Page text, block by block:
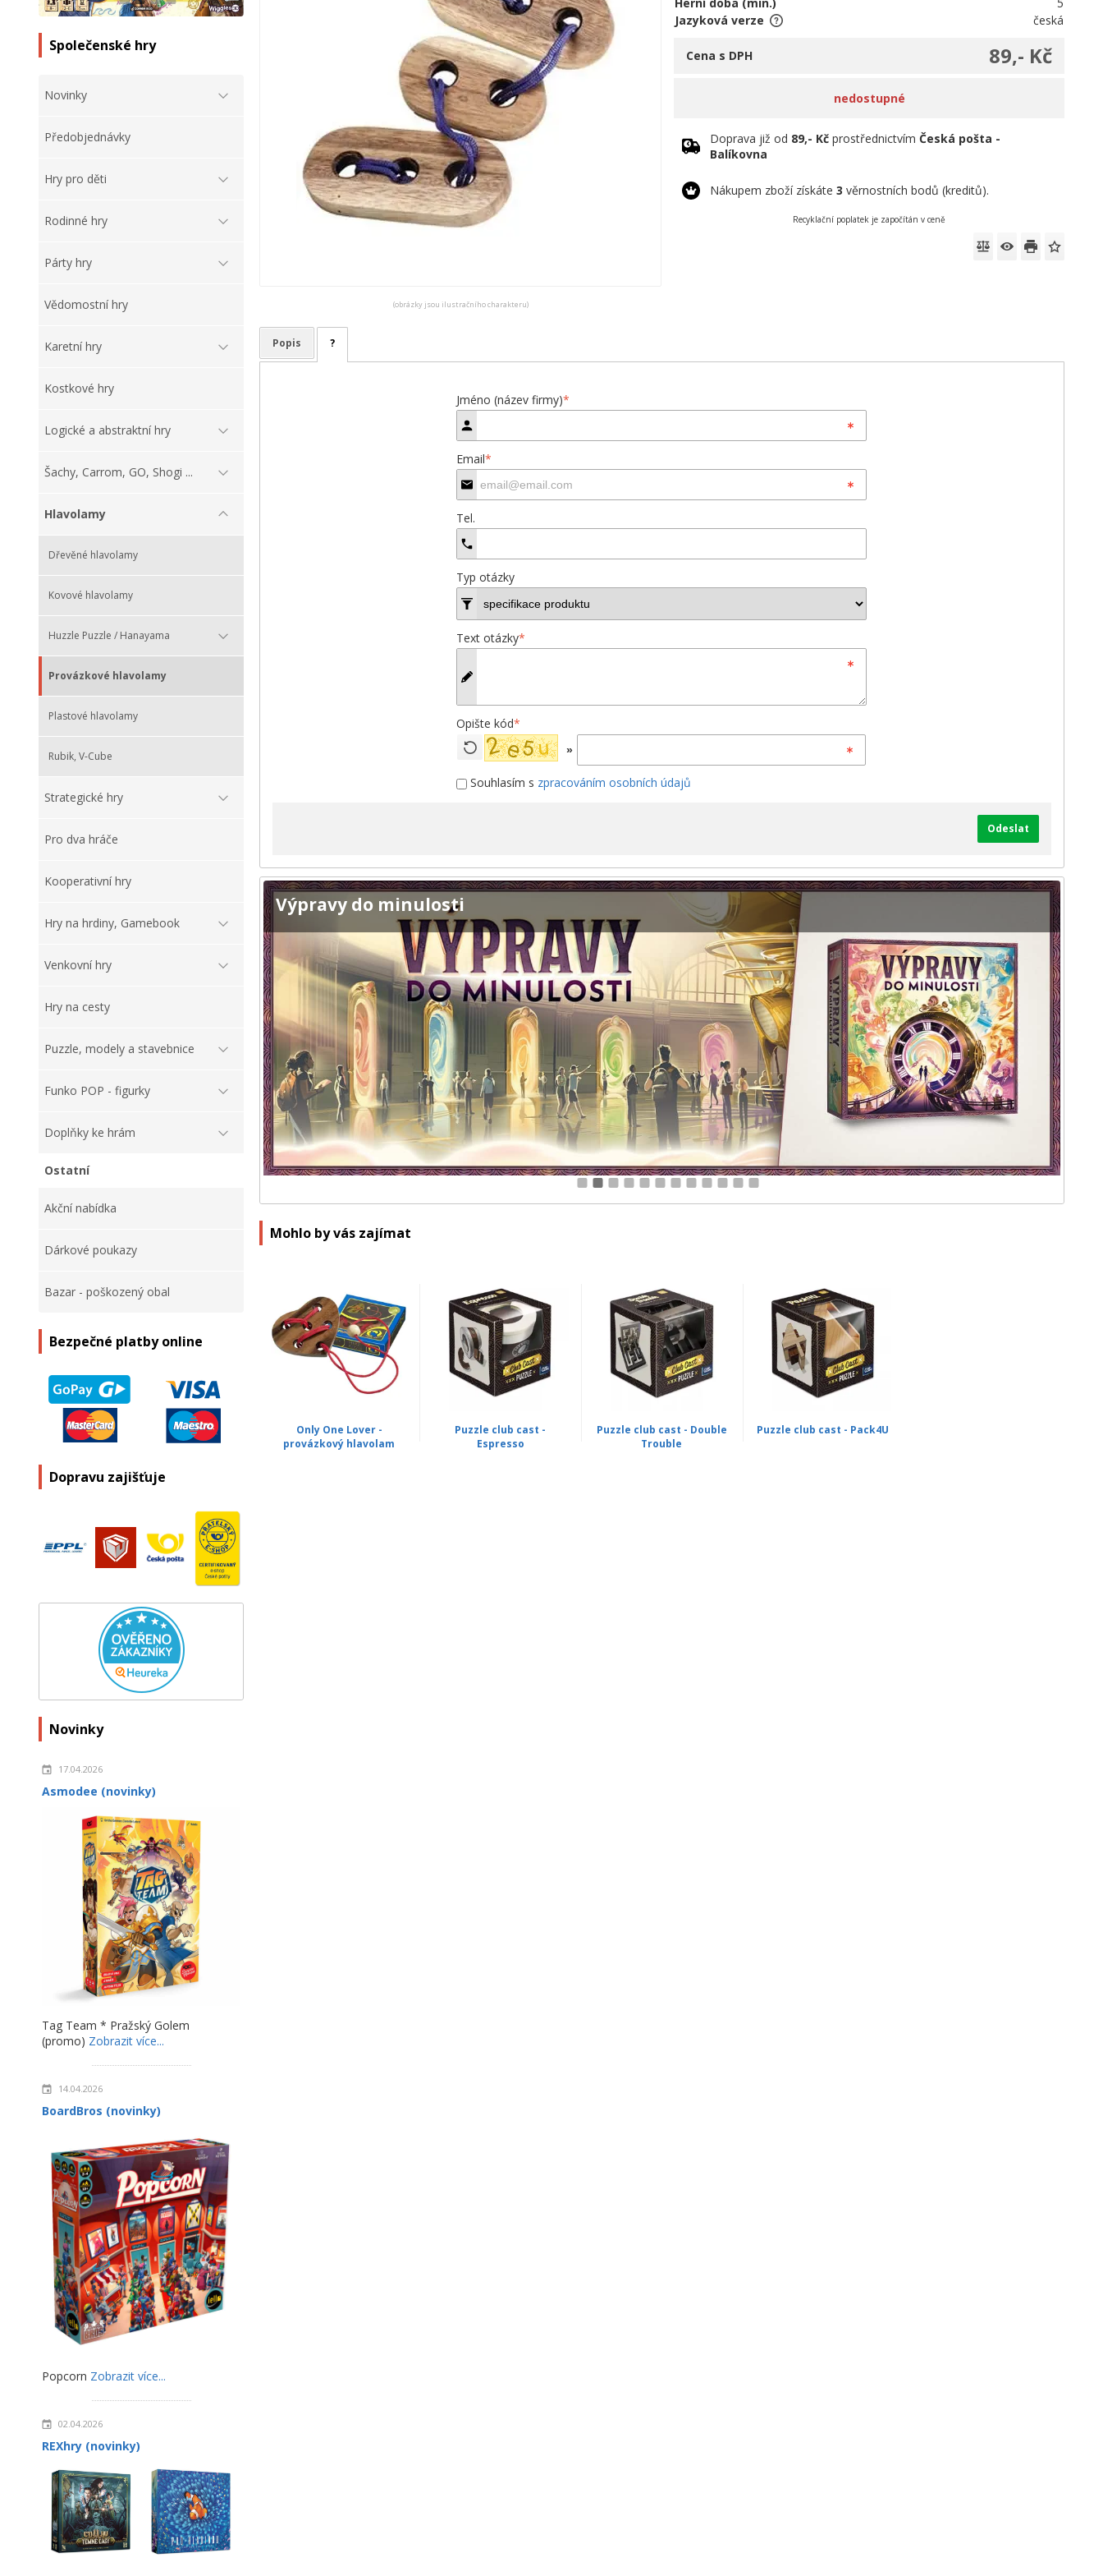
Společenské hry
Novinky
Předobjednávky
Hry pro děti
Rodinné hry
Párty hry
Vědomostní hry
Karetní hry
Kostkové hry
Logické a abstraktní hry
Šachy, Carrom, GO, Shogi ...
Hlavolamy
Dřevěné hlavolamy
Kovové hlavolamy
Huzzle Puzzle / Hanayama
Provázkové hlavolamy
Plastové hlavolamy
Rubik, V-Cube
Strategické hry
Pro dva hráče
Kooperativní hry
Hry na hrdiny, Gamebook
Venkovní hry
Hry na cesty
Puzzle, modely a stavebnice
Funko POP - figurky
Doplňky ke hrám
Ostatní
Akční nabídka
Dárkové poukazy
Bazar - poškozený obal
Bezpečné platby online
Dopravu zajišťuje
Novinky
17.04.2026
Asmodee (novinky)
Tag Team * Pražský Golem
(promo) Zobrazit více...
14.04.2026
BoardBros (novinky)
Popcorn Zobrazit více...
02.04.2026
REXhry (novinky)
(obrázky jsou ilustračního charakteru)
Herní doba (min.)
5
Jazyková verze
česká
89,- Kč
Cena s DPH
nedostupné
Doprava již od 89,- Kč prostřednictvímČeská pošta -
Balíkovna
Nákupem zboží získáte3 věrnostních bodů (kreditů).
Recyklační poplatek je započítán v ceně
Popis ?
Jméno (název firmy)*
Email*
Tel.
Typ otázky
Text otázky*
Opište kód*
»
Souhlasím s zpracováním osobních údajů
Odeslat
Výpravy do minulosti
Mohlo by vás zajímat
Only One Lover -
provázkový hlavolam
Puzzle club cast -
Espresso
Puzzle club cast - Double
Trouble
Puzzle club cast - Pack4U